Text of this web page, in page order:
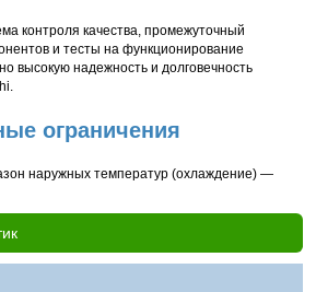
контроля качества, промежуточный
и тесты на функционирование
высокую надежность и долговечность
ограничения
наружных температур (охлаждение) —